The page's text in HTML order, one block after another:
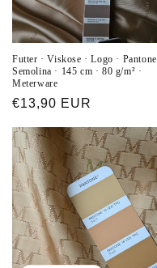
Futter · Viskose · Logo · Pantone
Semolina · 145 cm · 80 g/m² ·
Meterware
Normaler
€13,90 EUR